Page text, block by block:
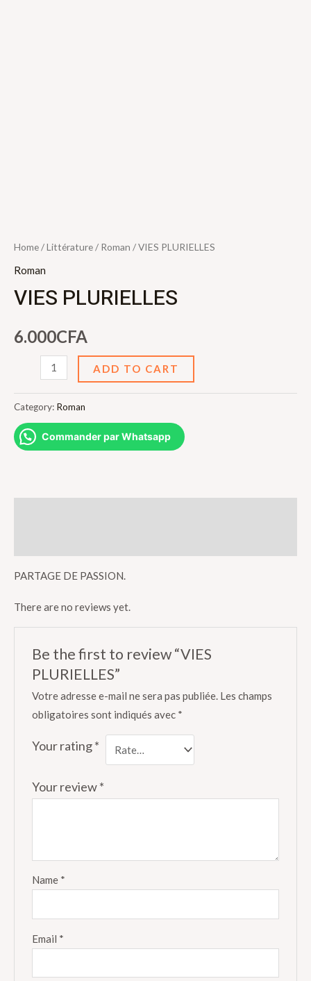
Home/Littérature/ Roman / VIES PLURIELLES
Roman
VIES PLURIELLES
6.000CFA
PLURIELLES
quantity
ADD TO CART
Category: Roman
Commander par Whatsapp
PARTAGE DE PASSION.
There are no reviews yet.
Be the first to review “VIES
PLURIELLES”
Votre adresse e-mail ne sera pas publiée. Les champs
obligatoires sont indiqués avec *
Your rating*
Your review*
Name *
Email *